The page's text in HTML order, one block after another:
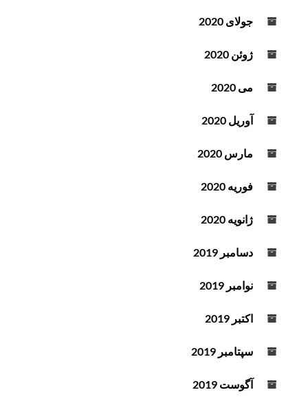
جولای 2020
ژوئن 2020
می 2020
آوریل 2020
مارس 2020
فوریه 2020
ژانویه 2020
دسامبر 2019
نوامبر 2019
اکتبر 2019
سپتامبر 2019
آگوست 2019